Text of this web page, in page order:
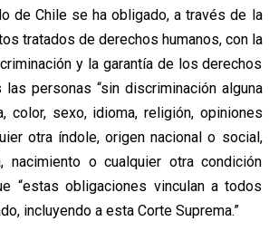
de Chile se ha obligado, a través de la
tratados de derechos humanos, con la
y la garantía de los derechos
las personas “sin discriminación alguna
color, sexo, idioma, religión, opiniones
otra índole, origen nacional o social,
nacimiento o cualquier otra condición
“estas obligaciones vinculan a todos
incluyendo a esta Corte Suprema.”